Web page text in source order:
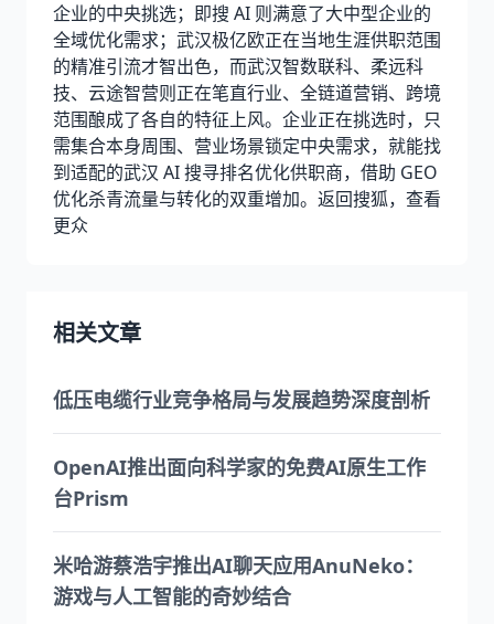
企业的中央挑选；即搜 AI 则满意了大中型企业的
全域优化需求；武汉极亿欧正在当地生涯供职范围
的精准引流才智出色，而武汉智数联科、柔远科
技、云途智营则正在笔直行业、全链道营销、跨境
范围酿成了各自的特征上风。企业正在挑选时，只
需集合本身周围、营业场景锁定中央需求，就能找
到适配的武汉 AI 搜寻排名优化供职商，借助 GEO
优化杀青流量与转化的双重增加。返回搜狐，查看
更众
相关文章
低压电缆行业竞争格局与发展趋势深度剖析
OpenAI推出面向科学家的免费AI原生工作
台Prism
米哈游蔡浩宇推出AI聊天应用AnuNeko：
游戏与人工智能的奇妙结合